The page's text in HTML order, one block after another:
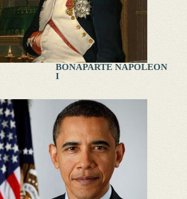
BONAPARTE NAPOLEON
I